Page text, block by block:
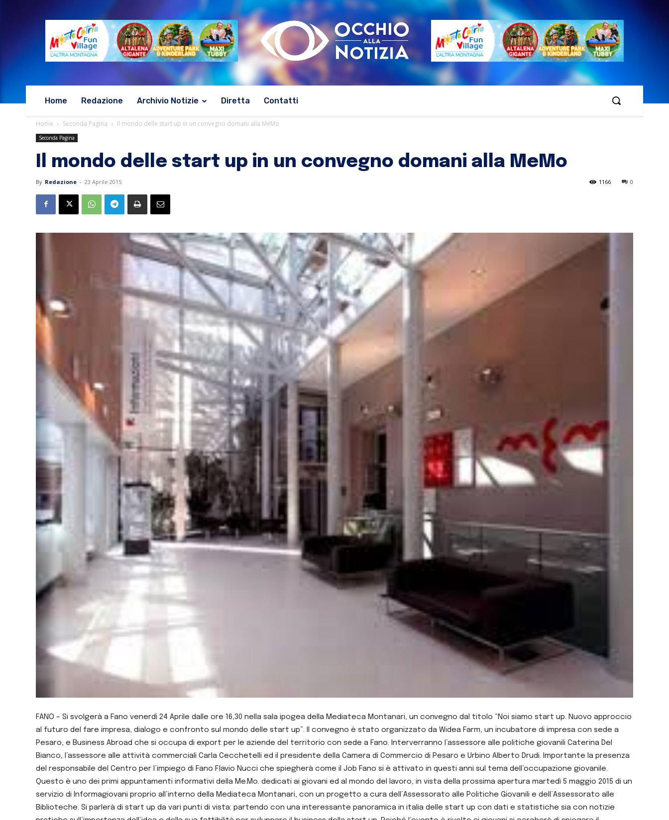
Home Redazione Archivio Notizie Diretta Contatti
Home Seconda Pagina Il mondo delle start up in un convegno domani alla MeMo
Seconda Pagina
Il mondo delle start up in un convegno domani alla MeMo
By Redazione - 23 Aprile 2015 0
1166
FANO – Si svolgerà a Fano venerdì 24 Aprile dalle ore 16,30 nella sala ipogea della Mediateca Montanari, un convegno dal titolo “Noi siamo start up. Nuovo approccio
al futuro del fare impresa, dialogo e confronto sul mondo delle start up”. Il convegno è stato organizzato da Widea Farm, un incubatore di impresa con sede a
Pesaro, e Business Abroad che si occupa di export per le aziende del territorio con sede a Fano. Interverranno l’assessore alle politiche giovanili Caterina Del
Bianco, l’assessore alle attività commerciali Carla Cecchetelli ed il presidente della Camera di Commercio di Pesaro e Urbino Alberto Drudi. Importante la presenza
del responsabile del Centro per l’impiego di Fano Flavio Nucci che spiegherà come il Job Fano si è attivato in questi anni sul tema dell’occupazione giovanile.
Questo è uno dei primi appuntamenti informativi della Me.Mo. dedicati ai giovani ed al mondo del lavoro, in vista della prossima apertura martedì 5 maggio 2015 di un
servizio di Informagiovani proprio all’interno della Mediateca Montanari, con un progetto a cura dell’Assessorato alle Politiche Giovanili e dell’Assessorato alle
Biblioteche. Si parlerà di start up da vari punti di vista: partendo con una interessante panoramica in italia delle start up con dati e statistiche sia con notizie